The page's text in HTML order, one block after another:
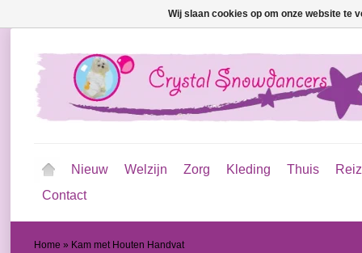
Nieuw Welzijn Zorg Kleding Thuis
Contact
Home » Kam met Houten Handvat
Wij slaan cookies op om onze website te